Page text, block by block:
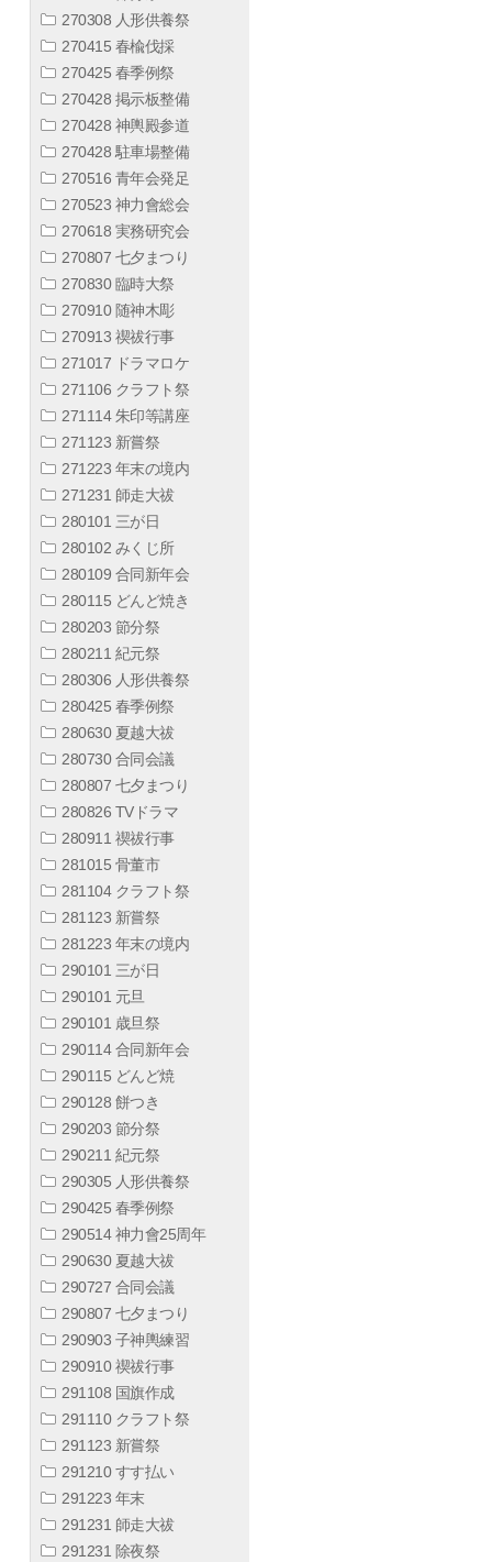
270308 人形供養祭
270415 春楡伐採
270425 春季例祭
270428 掲示板整備
270428 神輿殿参道
270428 駐車場整備
270516 青年会発足
270523 神力會総会
270618 実務研究会
270807 七夕まつり
270830 臨時大祭
270910 随神木彫
270913 禊祓行事
271017 ドラマロケ
271106 クラフト祭
271114 朱印等講座
271123 新嘗祭
271223 年末の境内
271231 師走大祓
280101 三が日
280102 みくじ所
280109 合同新年会
280115 どんど焼き
280203 節分祭
280211 紀元祭
280306 人形供養祭
280425 春季例祭
280630 夏越大祓
280730 合同会議
280807 七夕まつり
280826 TVドラマ
280911 禊祓行事
281015 骨董市
281104 クラフト祭
281123 新嘗祭
281223 年末の境内
290101 三が日
290101 元旦
290101 歳旦祭
290114 合同新年会
290115 どんど焼
290128 餅つき
290203 節分祭
290211 紀元祭
290305 人形供養祭
290425 春季例祭
290514 神力會25周年
290630 夏越大祓
290727 合同会議
290807 七夕まつり
290903 子神輿練習
290910 禊祓行事
291108 国旗作成
291110 クラフト祭
291123 新嘗祭
291210 すす払い
291223 年末
291231 師走大祓
291231 除夜祭